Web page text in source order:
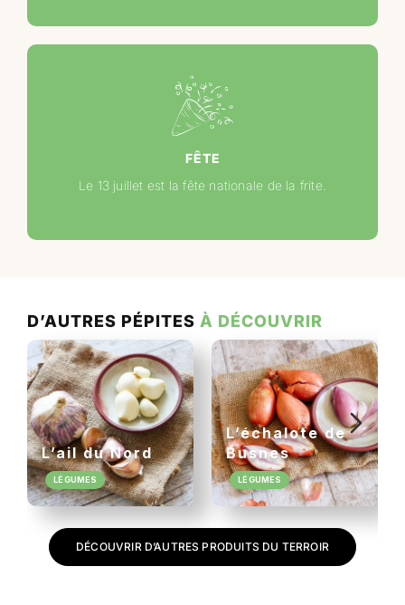
FÊTE
Le 13 juillet est la fête nationale de la frite.
D’AUTRES PÉPITES À DÉCOUVRIR
L’ail du Nord
LÉGUMES
L’échalote de
Busnes
LÉGUMES
DÉCOUVRIR D’AUTRES PRODUITS DU TERROIR